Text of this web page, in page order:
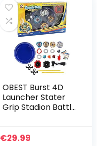
OBEST Burst 4D
Launcher Stater
Grip Stadion Battle
Klassieke
€29.99